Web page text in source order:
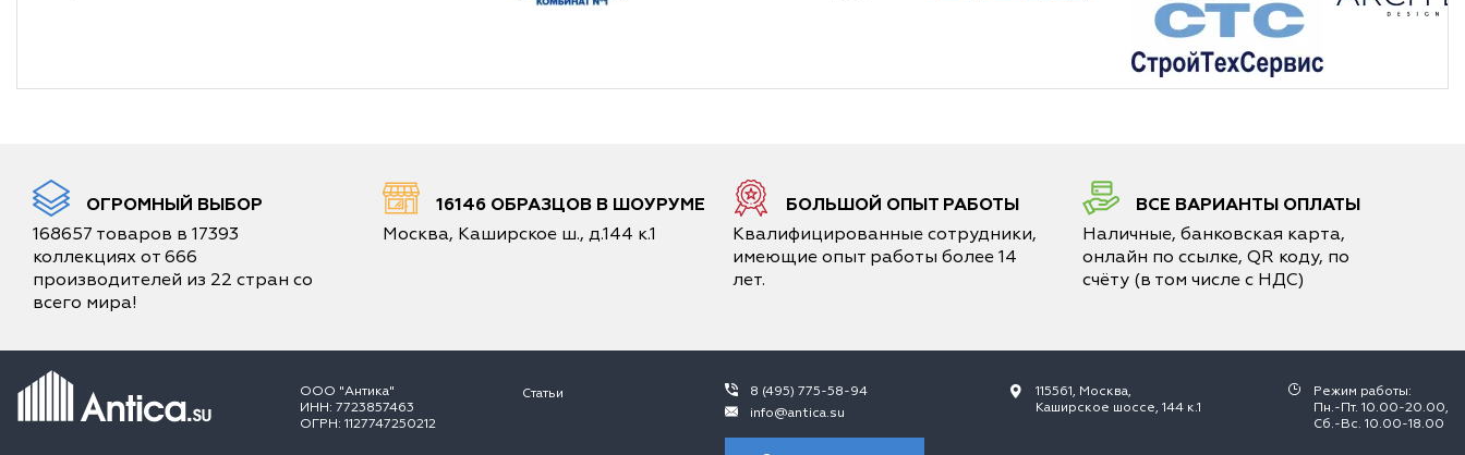
ОГРОМНЫЙ ВЫБОР
168657 товаров в 17393
коллекциях от 666
производителей из 22 стран со
всего мира!
16146 ОБРАЗЦОВ В ШОУРУМЕ
Москва, Каширское ш., д.144 к.1
БОЛЬШОЙ ОПЫТ РАБОТЫ
Квалифицированные сотрудники,
имеющие опыт работы более 14
лет.
ВСЕ ВАРИАНТЫ ОПЛАТЫ
Наличные, банковская карта,
онлайн по ссылке, QR коду, по
счёту (в том числе с НДС)
ООО "Антика"
ИНН: 7723857463
ОГРН: 1127747250212
Статьи
8 (495) 775-58-94
info@antica.su
115561, Москва,
Каширское шоссе, 144 к.1
Режим работы:
Пн.-Пт. 10.00-20.00,
Сб.-Вс. 10.00-18.00